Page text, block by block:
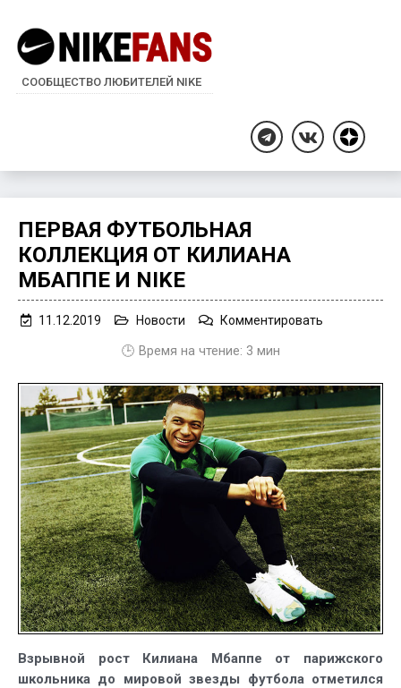
СООБЩЕСТВО ЛЮБИТЕЛЕЙ NIKE
TelegramВКонтакте
Дзен
ПЕРВАЯ ФУТБОЛЬНАЯ
КОЛЛЕКЦИЯ ОТ КИЛИАНА
МБАППЕ И NIKE
11.12.2019 Новости Комментировать
от
Килиана
Мбаппе
и
Nike
🕒 Время на чтение: 3 мин
Взрывной рост Килиана Мбаппе от парижского
школьника до мировой звезды футбола отметился